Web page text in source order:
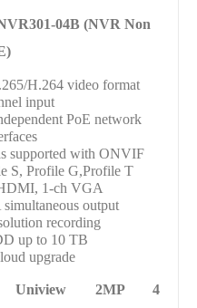
04B (NVR Non
H.264 video format
input
PoE network
supported with ONVIF
S, Profile G,Profile T
1-ch VGA
output
recording
up to 10 TB
upgrade
2MP 4